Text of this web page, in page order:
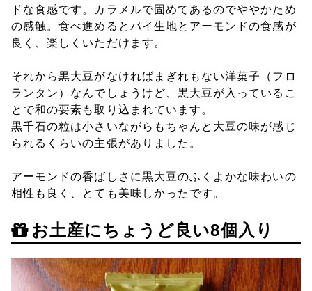
ドな食感です。カラメルで固めてあるのでややかため
の感触。食べ進めるとパイ生地とアーモンドの食感が
良く、楽しくいただけます。
それから黒大豆がなければまぎれもない洋菓子（フロ
ランタン）なんでしょうけど、黒大豆が入っているこ
とで和の要素も取り込まれています。
黒千石の粒は小さいながらもちゃんと大豆の味が感じ
られるくらいの主張がありました。
アーモンドの香ばしさに黒大豆のふくよかな味わいの
相性も良く、とても美味しかったです。
お土産にちょうど良い8個入り